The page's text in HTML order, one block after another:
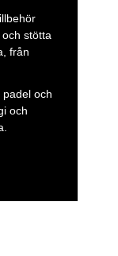
stötta
från
och
och